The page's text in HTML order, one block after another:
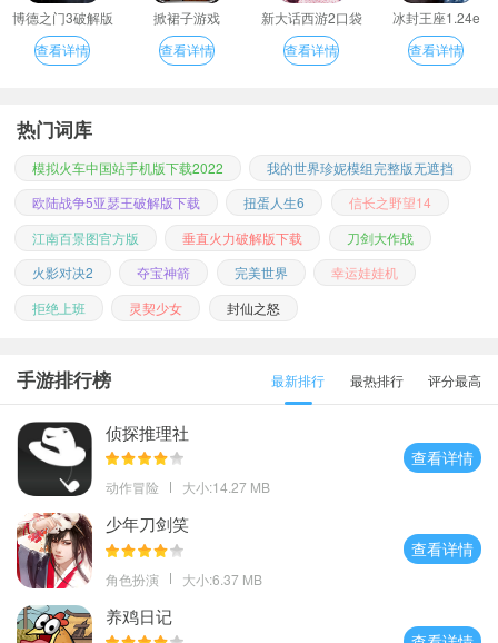
博德之门3破解版
查看详情
掀裙子游戏
查看详情
新大话西游2口袋
版
查看详情
冰封王座1.24e
查看详情
热门词库
模拟火车中国站手机版下载2022
我的世界珍妮模组完整版无遮挡
欧陆战争5亚瑟王破解版下载
扭蛋人生6
信长之野望14
江南百景图官方版
垂直火力破解版下载
刀剑大作战
火影对决2
夺宝神箭 完美世界
幸运娃娃机
拒绝上班
灵契少女 封仙之怒
手游排行榜 最新排行 最热排行 评分最高
侦探推理社
动作冒险 大小:14.27 MB
查看详情
少年刀剑笑
角色扮演 大小:6.37 MB
查看详情
养鸡日记